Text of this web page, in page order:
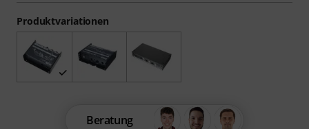
Produktvariationen
Beratung